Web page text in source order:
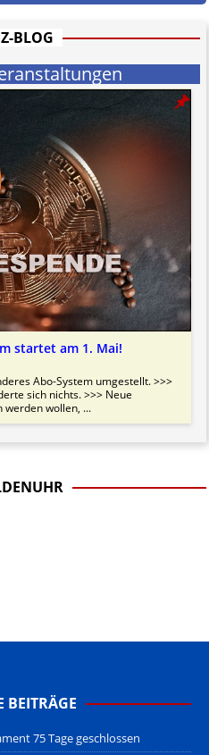
auch unsereAGB.
BLOG
startet am 1. Mai!
Abo-System umgestellt. >>>
sich nichts. >>> Neue
werden wollen, ...
BEITRÄGE
75 Tage geschlossen